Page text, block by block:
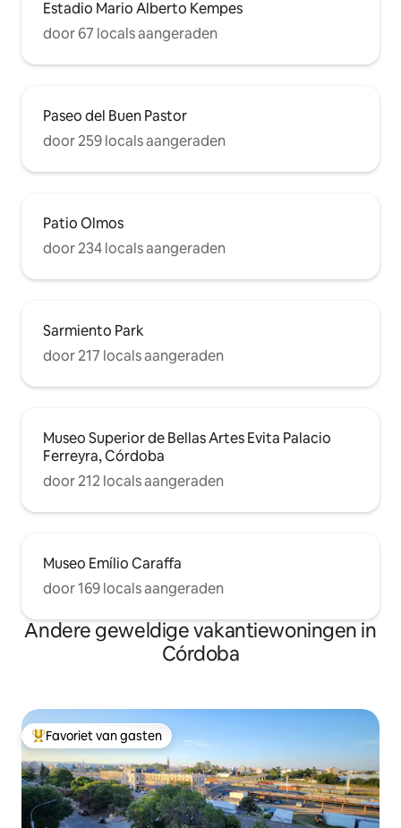
Estadio Mario Alberto Kempes
door 67 locals aangeraden
Paseo del Buen Pastor
door 259 locals aangeraden
Patio Olmos
door 234 locals aangeraden
Sarmiento Park
door 217 locals aangeraden
Museo Superior de Bellas Artes Evita Palacio
Ferreyra, Córdoba
door 212 locals aangeraden
Museo Emílio Caraffa
door 169 locals aangeraden
Andere geweldige vakantiewoningen in
Córdoba
Topfavoriet van gasten
Favoriet van gasten